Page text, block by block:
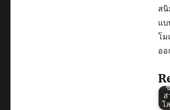
สนิ
แบ
โม
อ
พล
ก
ใ
แ
ส่
โ